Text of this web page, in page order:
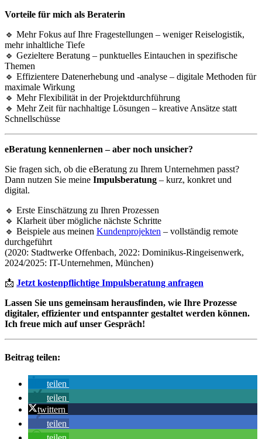
Vorteile für mich als Beraterin
🔹 Mehr Fokus auf Ihre Fragestellungen – weniger Reiselogistik,
mehr inhaltliche Tiefe
🔹 Gezieltere Beratung – punktuelles Eintauchen in spezifische
Themen
🔹 Effizientere Datenerhebung und -analyse – digitale Methoden für
maximale Wirkung
🔹 Mehr Flexibilität in der Projektdurchführung
🔹 Mehr Zeit für nachhaltige Lösungen – kreative Ansätze statt
Schnellschüsse
eBeratung kennenlernen – aber noch unsicher?
Sie fragen sich, ob die eBeratung zu Ihrem Unternehmen passt?
Dann nutzen Sie meine Impulsberatung – kurz, konkret und
digital.
🔹 Erste Einschätzung zu Ihren Prozessen
🔹 Klarheit über mögliche nächste Schritte
🔹 Beispiele aus meinen Kundenprojekten – vollständig remote
durchgeführt
(2020: Stadtwerke Offenbach, 2022: Dominikus-Ringeisenwerk,
2024/2025: IT-Unternehmen, München)
📩 Jetzt kostenpflichtige Impulsberatung anfragen
Lassen Sie uns gemeinsam herausfinden, wie Ihre Prozesse
digitaler, effizienter und entspannter gestaltet werden können.
Ich freue mich auf unser Gespräch!
Beitrag teilen:
teilen
teilen
twittern
teilen